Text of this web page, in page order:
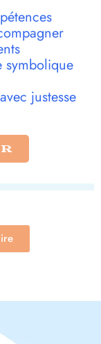
justesse